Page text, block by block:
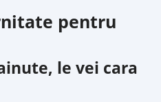
pentru
le vei cara